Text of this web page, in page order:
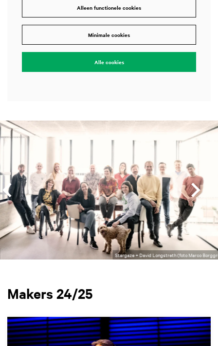
Alleen functionele cookies
Minimale cookies
Alle cookies
Overslaan
Stargaze + David Longstreth (foto Marco
Makers 24/25